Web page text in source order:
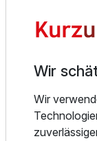
Genießen Sie
Meerblick, oder
großen Pool-
seiner schönsten
Wir
Wir